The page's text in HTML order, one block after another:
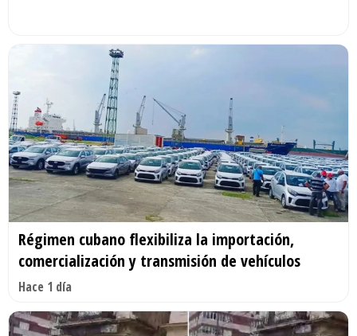
Régimen cubano flexibiliza la importación,
comercialización y transmisión de vehículos
Hace 1 día